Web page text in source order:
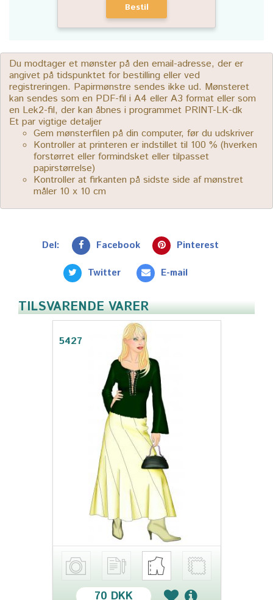
Bestil
Du modtager et mønster på den email-adresse, der er
angivet på tidspunktet for bestilling eller ved
registreringen. Papirmønstre sendes ikke ud. Mønsteret
kan sendes som en PDF-fil i A4 eller A3 format eller som
en Lek2-fil, der kan åbnes i programmet PRINT-LK-dk
Et par vigtige detaljer
Gem mønsterfilen på din computer, før du udskriver
Kontroller at printeren er indstillet til 100 % (hverken
forstørret eller formindsket eller tilpasset
papirstørrelse)
Kontroller at firkanten på sidste side af mønstret
måler 10 x 10 cm
Del: Facebook Pinterest
Twitter E-mail
TILSVARENDE VARER
5427
70 DKK